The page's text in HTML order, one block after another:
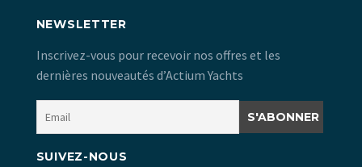
NEWSLETTER
Inscrivez-vous pour recevoir nos offres et les
dernières nouveautés d’Actium Yachts
SUIVEZ-NOUS